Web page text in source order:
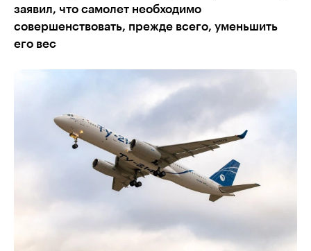
заявил, что самолет необходимо
совершенствовать, прежде всего, уменьшить
его вес